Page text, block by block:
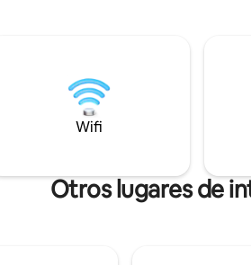
5
ESCALERAS Correspondiente a 4
PLANTAS
Wifi
Otros lugares de